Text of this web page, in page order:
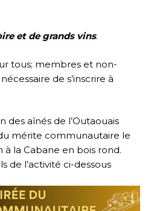
et de grands vins.
tous; membres et non-
de s’inscrire à
des aînés de l’Outaouais
mérite communautaire le
à la Cabane en bois rond.
de l’activité ci-dessous